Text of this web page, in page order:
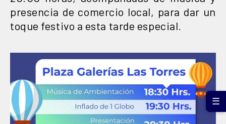
presencia de comercio local, para dar un
toque festivo a esta tarde especial.
☰